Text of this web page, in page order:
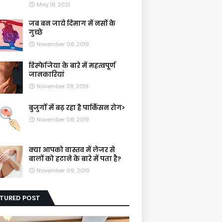
May 18, 2021
जब बन जाये दिमाग में नसों के
गुच्छे
November 08, 2019
डिस्फेजिया के बारे में महत्वपूर्ण
जानकारियां
November 28, 2019
बुजुर्गों में बढ़ रहा है पार्किंसन रोग>
November 08, 2019
क्या आपको वास्तव में लेजर से
बालों को हटाने के बारे में पता है?
November 09, 2019
POST